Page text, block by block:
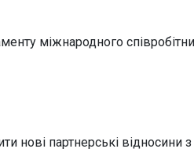
міжнародного
нові партнерські відносини з